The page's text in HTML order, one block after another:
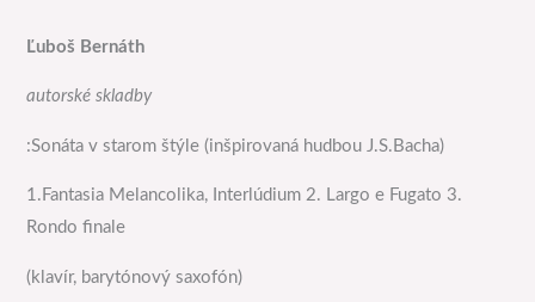
Ľuboš Bernáth
autorské skladby
:Sonáta v starom štýle (inšpirovaná hudbou J.S.Bacha)
1.Fantasia Melancolika, Interlúdium 2. Largo e Fugato 3.
Rondo finale
(klavír, barytónový saxofón)